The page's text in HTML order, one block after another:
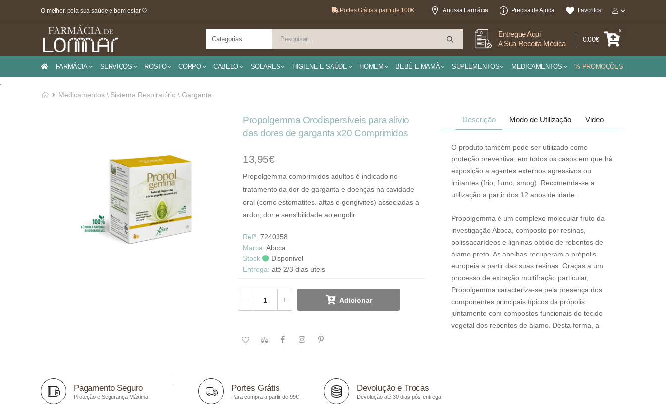
O melhor, pela sua saúde e bem-estar 🤍 Portes Grátis a partir de 100€ A nossa Farmácia Precisa de Ajuda Favoritos
Entregue Aqui
A Sua Receita Médica
0.00€
0
FARMÁCIA SERVIÇOS ROSTO CORPO CABELO SOLARES HIGIENE E SAÚDE HOMEM BEBÉ E MAMÃ SUPLEMENTOS MEDICAMENTOS % PROMOÇÕES
Medicamentos \ Sistema Respiratório \ Garganta
Descrição Modo de Utilização Video
O produto também pode ser utilizado como
proteção preventiva, em todos os casos em que há
exposição a agentes externos agressivos ou
irritantes (frio, fumo, smog). Recomenda-se a
utilização a partir dos 12 anos de idade.
Propolgemma é um complexo molecular fruto da
investigação Aboca, composto por resinas,
polissacarídeos e ligninas obtido de rebentos de
álamo preto. As abelhas recuperam a própolis
europeia a partir das suas resinas. Graças a um
processo de extração multifração particular,
Propolgemma caracteriza-se pela presença dos
componentes principais típicos da própolis
juntamente com compostos funcionais do tecido
vegetal dos rebentos de álamo. Desta forma, a
Propolgemma Orodispersíveis para alivio
das dores de garganta x20 Comprimidos
13,95€
Propolgemma comprimidos adultos é indicado no
tratamento da dor de garganta e doenças na cavidade
oral (como estomatites, aftas e gengivites) associadas a
ardor, dor e sensibilidade ao engolir.
Refª:7240358
Marca: Aboca
Stock
Disponivel
Entrega: até 2/3 dias úteis
Adicionar
Pagamento Seguro
Proteção e Segurança Máxima
Portes Grátis
Para compra a partir de 99€
Devolução e Trocas
Devolução até 30 dias pós-entrega